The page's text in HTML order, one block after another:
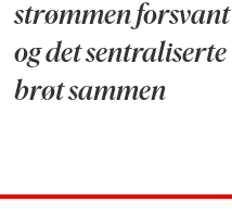
strømmen forsvant
og det sentraliserte
brøt sammen